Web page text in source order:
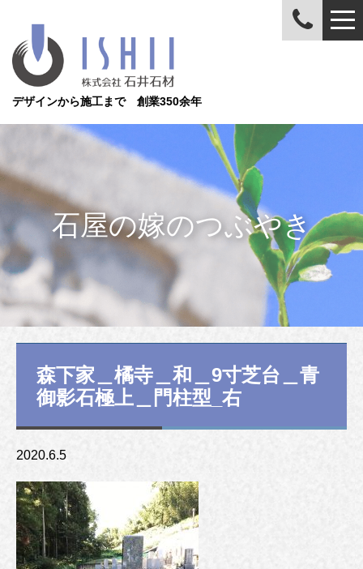
デザインから施工まで 創業350余年
石屋の嫁のつぶやき
森下家＿橘寺＿和＿9寸芝台＿青
御影石極上＿門柱型_右
2020.6.5